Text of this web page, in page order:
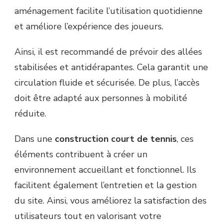
aménagement facilite l’utilisation quotidienne
et améliore l’expérience des joueurs.
Ainsi, il est recommandé de prévoir des allées
stabilisées et antidérapantes. Cela garantit une
circulation fluide et sécurisée. De plus, l’accès
doit être adapté aux personnes à mobilité
réduite.
Dans une construction court de tennis, ces
éléments contribuent à créer un
environnement accueillant et fonctionnel. Ils
facilitent également l’entretien et la gestion
du site. Ainsi, vous améliorez la satisfaction des
utilisateurs tout en valorisant votre